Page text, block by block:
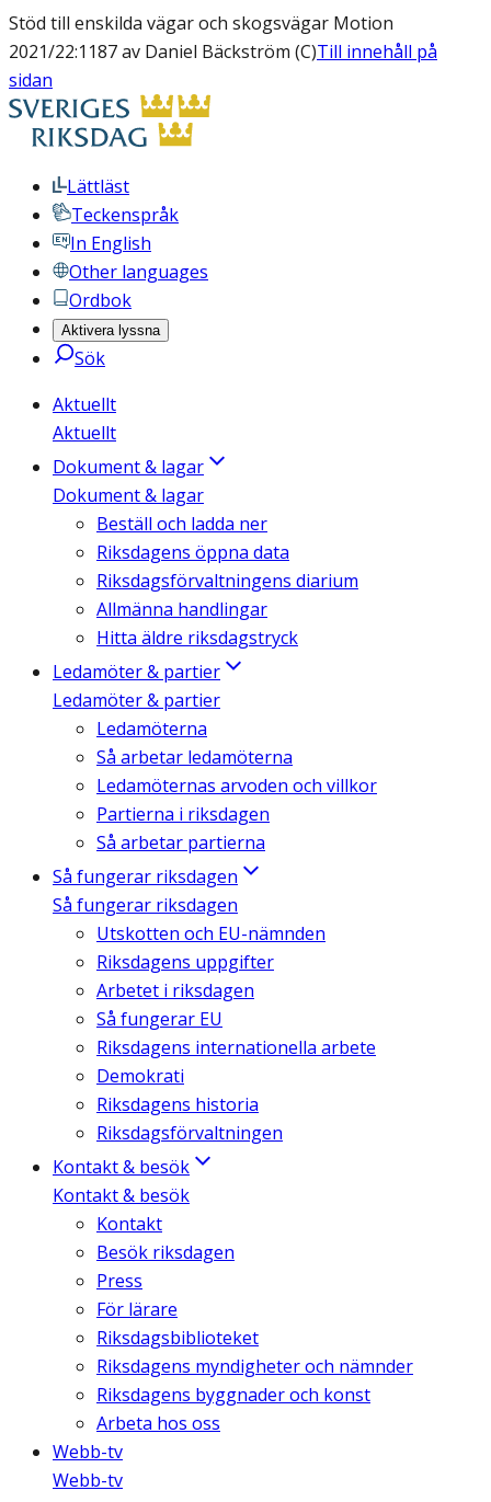
Stöd till enskilda vägar och skogsvägar Motion
2021/22:1187 av Daniel Bäckström (C)Till innehåll på
sidan
Lättläst
Teckenspråk
In English
Other languages
Ordbok
Aktivera lyssna
Sök
Aktuellt
Aktuellt
Dokument & lagar
Dokument & lagar
Beställ och ladda ner
Riksdagens öppna data
Riksdagsförvaltningens diarium
Allmänna handlingar
Hitta äldre riksdagstryck
Ledamöter & partier
Ledamöter & partier
Ledamöterna
Så arbetar ledamöterna
Ledamöternas arvoden och villkor
Partierna i riksdagen
Så arbetar partierna
Så fungerar riksdagen
Så fungerar riksdagen
Utskotten och EU-nämnden
Riksdagens uppgifter
Arbetet i riksdagen
Så fungerar EU
Riksdagens internationella arbete
Demokrati
Riksdagens historia
Riksdagsförvaltningen
Kontakt & besök
Kontakt & besök
Kontakt
Besök riksdagen
Press
För lärare
Riksdagsbiblioteket
Riksdagens myndigheter och nämnder
Riksdagens byggnader och konst
Arbeta hos oss
Webb-tv
Webb-tv